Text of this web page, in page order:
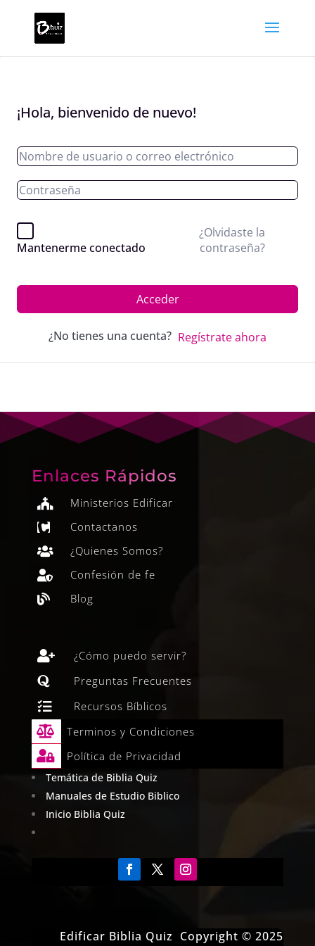
¡Hola, bienvenido de nuevo!
Mantenerme conectado
¿Olvidaste la
contraseña?
Acceder
¿No tienes una cuenta? Regístrate ahora
Enlaces Rápidos
 Ministerios Edificar
 Contactanos
 ¿Quienes Somos?
 Confesión de fe
 Blog
 ¿Cómo puedo servir?
 Preguntas Frecuentes
 Recursos Bíblicos
 Terminos y Condiciones
 Política de Privacidad
Temática de Biblia Quiz
Manuales de Estudio Biblico
Inicio Biblia Quiz
Edificar Biblia Quiz Copyright © 2025